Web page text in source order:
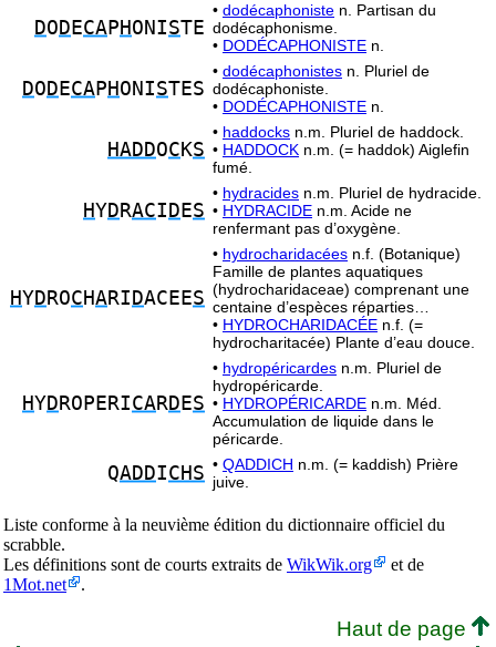
DO D ECAP H ONISTE
• dodécaphoniste n. Partisan du
dodécaphonisme.
• DODÉCAPHONISTE n.
DO D ECAP H ONISTES
• dodécaphonistes n. Pluriel de
dodécaphoniste.
• DODÉCAPHONISTE n.
HADDOC KS
• haddocks n.m. Pluriel de haddock.
• HADDOCK n.m. (= haddok) Aiglefin
fumé.
HYD RACI D ES
• hydracides n.m. Pluriel de hydracide.
• HYDRACIDE n.m. Acide ne
renfermant pas d’oxygène.
HYD ROC HARI DACEES
• hydrocharidacées n.f. (Botanique)
Famille de plantes aquatiques
(hydrocharidaceae) comprenant une
centaine d’espèces réparties…
• HYDROCHARIDACÉE n.f. (=
hydrocharitacée) Plante d’eau douce.
HYD ROPERICARD ES
• hydropéricardes n.m. Pluriel de
hydropéricarde.
• HYDROPÉRICARDE n.m. Méd.
Accumulation de liquide dans le
péricarde.
QADDICHS • QADDICH n.m. (= kaddish) Prière
juive.
Liste conforme à la neuvième édition du dictionnaire officiel du
scrabble.
Les définitions sont de courts extraits de WikWik.org
et de
1Mot.net
.
Haut de page